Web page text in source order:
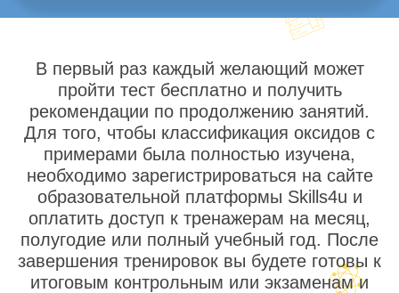
В первый раз каждый желающий может
пройти тест бесплатно и получить
рекомендации по продолжению занятий.
Для того, чтобы классификация оксидов с
примерами была полностью изучена,
необходимо зарегистрироваться на сайте
образовательной платформы Skills4u и
оплатить доступ к тренажерам на месяц,
полугодие или полный учебный год. После
завершения тренировок вы будете готовы к
итоговым контрольным или экзаменам и